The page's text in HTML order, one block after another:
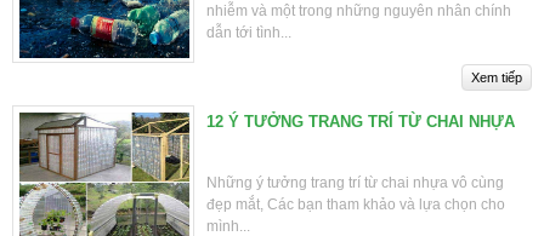
nhiễm và một trong những nguyên nhân chính
dẫn tới tình...
12 Ý TƯỞNG TRANG TRÍ TỪ CHAI NHỰA
Những ý tưởng trang trí từ chai nhựa vô cùng
đẹp mắt, Các bạn tham khảo và lựa chọn cho
mình...